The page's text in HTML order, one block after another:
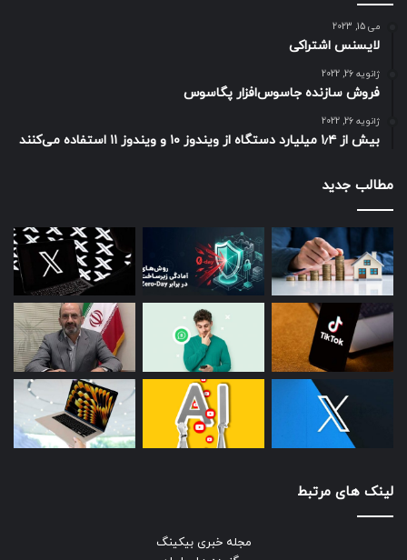
می 15, 2023
لایسنس اشتراکی
ژانویه 26, 2022
فروش سازنده جاسوس‌افزار پگاسوس
ژانویه 26, 2022
بیش از ۱٫۴ میلیارد دستگاه از ویندوز ۱۰ و ویندوز ۱۱ استفاده می‌کنند
مطالب جدید
لینک های مرتبط
مجله خبری بیکینگ